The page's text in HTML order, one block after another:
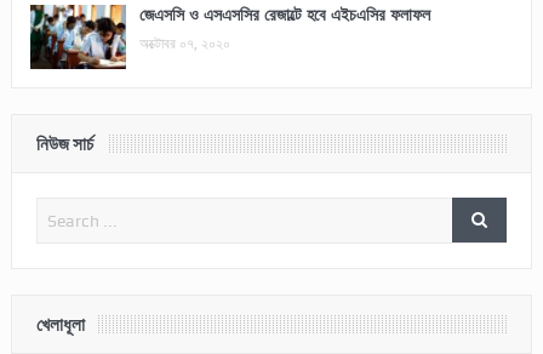
জেএসসি ও এসএসসির রেজাল্টে হবে এইচএসির ফলাফল
অক্টোবর ০৭, ২০২০
নিউজ সার্চ
খেলাধূলা